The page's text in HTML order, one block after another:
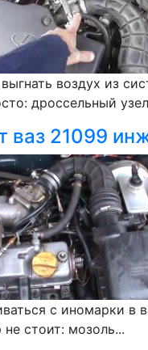
воздух из
дроссельный
ваз 21099
с иномарки в
стоит: мозоль...